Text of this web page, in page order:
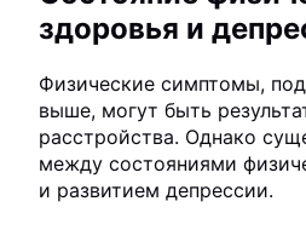
здоровья и
Физические симптомы,
выше, могут быть
расстройства. Однако
между состояниями
и развитием депрессии.